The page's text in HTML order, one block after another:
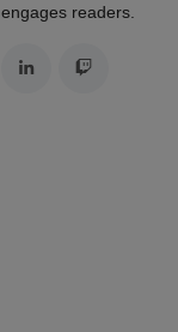
readers.